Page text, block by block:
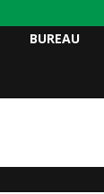
BUREAU